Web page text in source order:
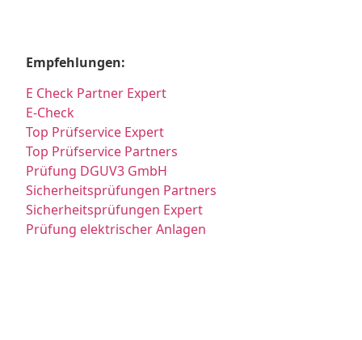
Empfehlungen:
E Check Partner Expert
E-Check
Top Prüfservice Expert
Top Prüfservice Partners
Prüfung DGUV3 GmbH
Sicherheitsprüfungen Partners
Sicherheitsprüfungen Expert
Prüfung elektrischer Anlagen